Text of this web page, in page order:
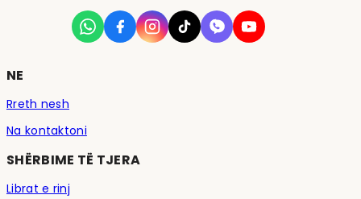
NE
Rreth nesh
Na kontaktoni
SHËRBIME TË TJERA
Librat e rinj